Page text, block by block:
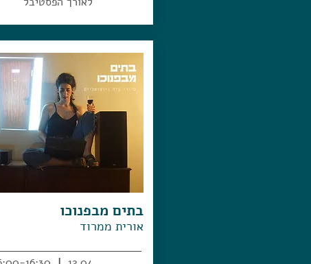
בתים מבפנוכו
אורית ממרוד